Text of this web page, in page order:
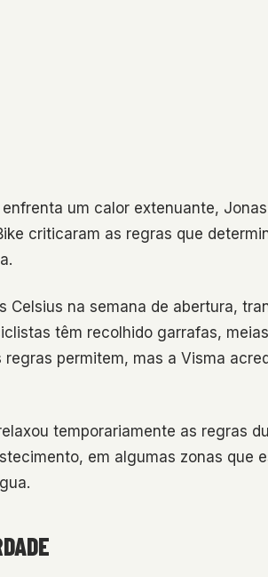
um calor extenuante,
criticaram as regras que
na semana de abertura,
têm recolhido garrafas,
permitem, mas a Visma
temporariamente as regras
em algumas zonas que